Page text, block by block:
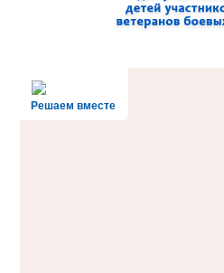
Решаем вместе